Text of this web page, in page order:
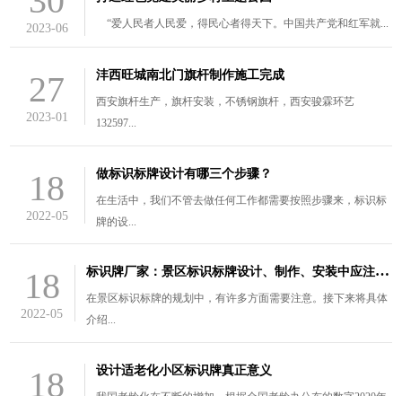
2023-06 “爱人民者人民爱，得民心者得天下。中国共产党和红军就...
27
2023-01
沣西旺城南北门旗杆制作施工完成
西安旗杆生产，旗杆安装，不锈钢旗杆，西安骏霖环艺
132597...
18
2022-05
做标识标牌设计有哪三个步骤？
在生活中，我们不管去做任何工作都需要按照步骤来，标识标
牌的设...
18
2022-05
标
识牌厂家：景区标识标牌设计、制作、安装中应注意的三个问题
在景区标识标牌的规划中，有许多方面需要注意。接下来将具体
介绍...
18 设计适老化小区标识牌真正意义